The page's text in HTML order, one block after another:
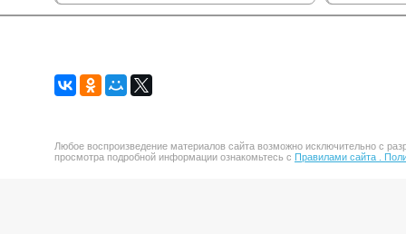
Любое воспроизведение материалов сайта возможно исключительно с
просмотра подробной информации ознакомьтесь с Правилами сайта .